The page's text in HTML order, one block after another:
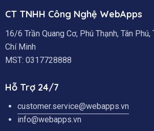
CT TNHH Công Nghệ WebApps
16/6 Trần Quang Cơ, Phú Thạnh, Tân Phú,
Chí Minh
MST: 0317728888
Hỗ Trợ 24/7
customer.service@webapps.vn
info@webapps.vn